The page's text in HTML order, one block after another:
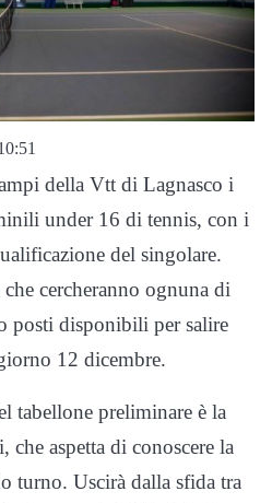
della Vtt di Lagnasco i
under 16 di tennis, con i
del singolare.
cercheranno ognuna di
posti disponibili per salire
12 dicembre.
tabellone preliminare è la
aspetta di conoscere la
turno. Uscirà dalla sfida tra